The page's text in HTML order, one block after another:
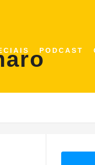
PODCAST